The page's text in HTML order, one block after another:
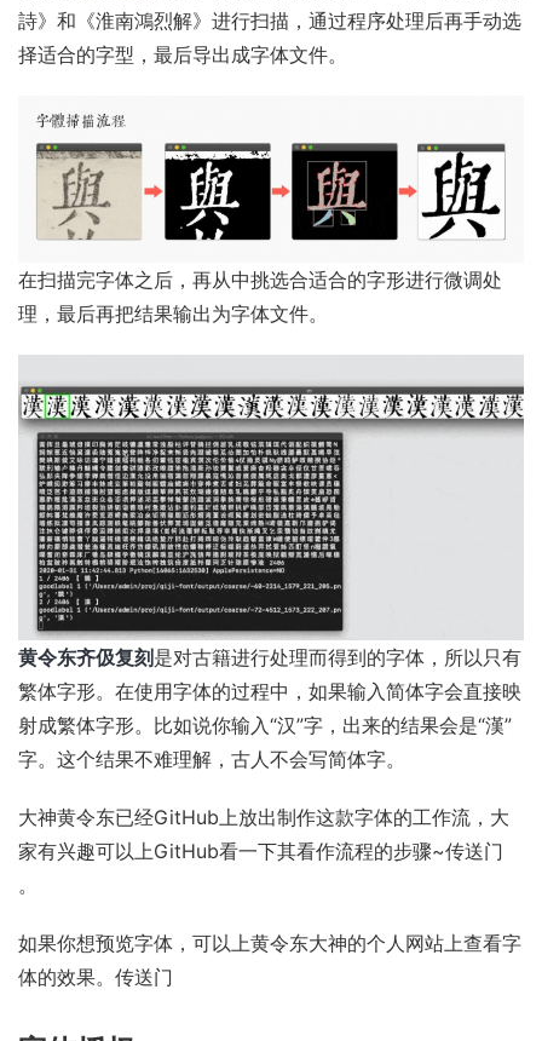
詩》 和 《淮南鴻烈解》 进行扫描，通过程序处理后再手动选
择适合的字型，最后导出成字体文件。
在扫描完字体之后，再从中挑选合适合的字形进行微调处
理，最后再把结果输出为字体文件。
黄令东齐伋复刻 是对古籍进行处理而得到的字体，所以只有
繁体字形。在使用字体的过程中，如果输入简体字会直接映
射成繁体字形。比如说你输入“汉”字，出来的结果会是“漢”
字。这个结果不难理解，古人不会写简体字。
大神黄令东已经GitHub上放出制作这款字体的工作流，大
家有兴趣可以上GitHub看一下其看作流程的步骤~传送门
。
如果你想预览字体，可以上黄令东大神的个人网站上查看字
体的效果。 传送门